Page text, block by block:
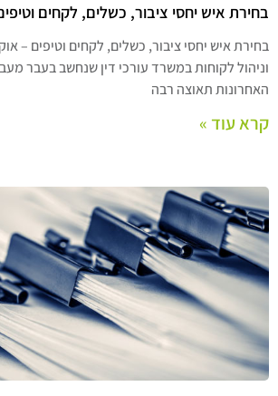
בחירת איש יחסי ציבור, כשלים, לקחים
וניהול לקוחות במשרד עורכי דין שנחשב בעבר
האחרונות תאוצה רבה
קרא עוד »